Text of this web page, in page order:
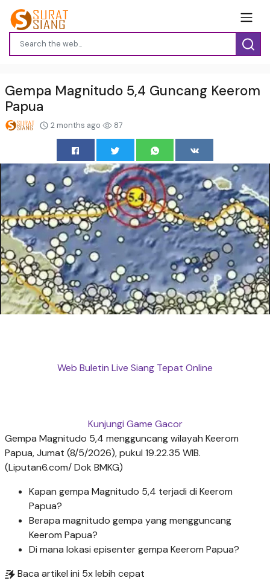
Gempa Magnitudo 5,4 Guncang Keerom
Papua
2 months ago 87
Web Buletin Live Siang Tepat Online
Kunjungi Game Gacor
Gempa Magnitudo 5,4 mengguncang wilayah Keerom
Papua, Jumat (8/5/2026), pukul 19.22.35 WIB.
(Liputan6.com/ Dok BMKG)
Kapan gempa Magnitudo 5,4 terjadi di Keerom
Papua?
Berapa magnitudo gempa yang mengguncang
Keerom Papua?
Di mana lokasi episenter gempa Keerom Papua?
Baca artikel ini 5x lebih cepat